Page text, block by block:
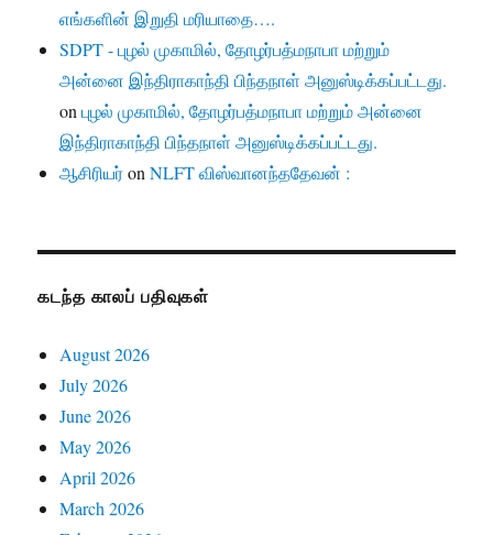
எங்களின் இறுதி மரியாதை….
SDPT - புழல் முகாமில், தோழர்பத்மநாபா மற்றும்
அன்னை இந்திராகாந்தி பிந்தநாள் அனுஸ்டிக்கப்பட்டது.
onபுழல் முகாமில், தோழர்பத்மநாபா மற்றும் அன்னை
இந்திராகாந்தி பிந்தநாள் அனுஸ்டிக்கப்பட்டது.
ஆசிரியர்onNLFT விஸ்வானந்ததேவன் :
கடந்த காலப் பதிவுகள்
August 2026
July 2026
June 2026
May 2026
April 2026
March 2026